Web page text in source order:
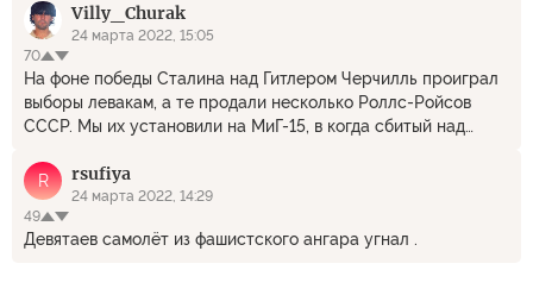
Villy_Churak
24 марта 2022, 15:05
70
На фоне победы Сталина над Гитлером Черчилль проиграл
выборы левакам, а те продали несколько Роллс-Ройсов
СССР. Мы их установили на МиГ-15, в когда сбитый над
(уничтожившие 3 млн корейцев) разобрались, что на МиГе
стоит тот же почти Роллс-Ройс, только пр-ва СССР. .... Ну,
могли же в считанные месяцы налаживать сложнейшие
производства! Сталина на вас, бездельники, нет!
R rsufiya
24 марта 2022, 14:29
49
Девятаев самолёт из фашистского ангара угнал .